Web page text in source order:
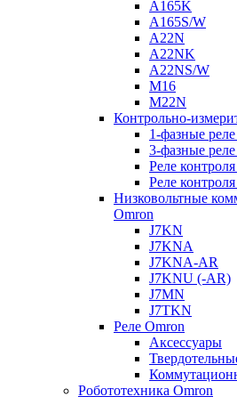
A165K
A165S/W
A22N
A22NK
A22NS/W
M16
M22N
Контрольно-
1-фазные
3-фазные
Реле
Реле
Низковольтные
Omron
J7KN
J7KNA
J7KNA-AR
J7KNU (-AR)
J7MN
J7TKN
Реле Omron
Аксессуары
Робототехника Omron